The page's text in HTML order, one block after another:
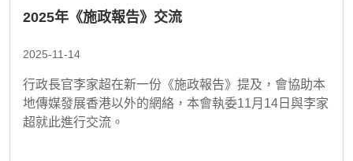
2025年《施政報告》交流
2025-11-14
行政長官李家超在新一份《施政報告》提及，會協助本
地傳媒發展香港以外的網絡，本會執委11月14日與李家
超就此進行交流。